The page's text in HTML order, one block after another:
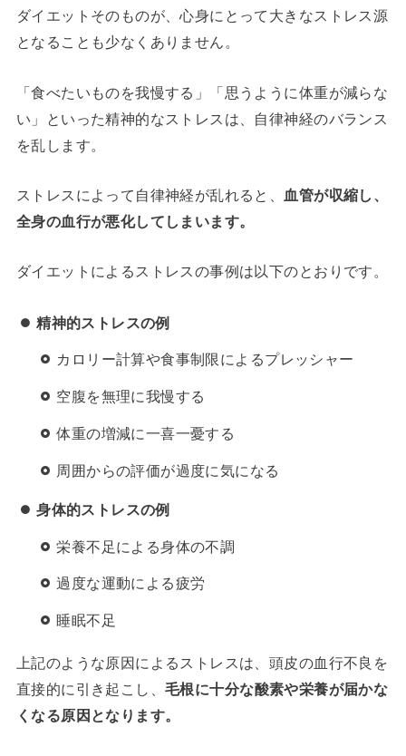
ダイエットそのものが、心身にとって大きなストレス源
となることも少なくありません。
「食べたいものを我慢する」「思うように体重が減らな
い」といった精神的なストレスは、自律神経のバランス
を乱します。
ストレスによって自律神経が乱れると、 血管が収縮し、
全身の血行が悪化してしまいます。
ダイエットによるストレスの事例は以下のとおりです。
精神的ストレスの例
カロリー計算や食事制限によるプレッシャー
空腹を無理に我慢する
体重の増減に一喜一憂する
周囲からの評価が過度に気になる
身体的ストレスの例
栄養不足による身体の不調
過度な運動による疲労
睡眠不足
上記のような原因によるストレスは、頭皮の血行不良を
直接的に引き起こし、毛根に十分な酸素や栄養が届かな
くなる原因となります。